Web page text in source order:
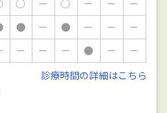
○ － ○ － －
－
● － ● － －
－
－ － － ● －
－
診療時間の詳細はこちら